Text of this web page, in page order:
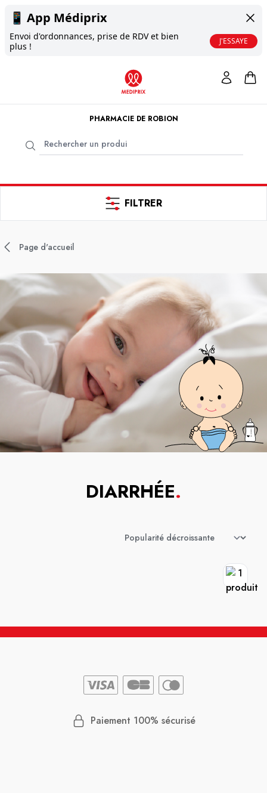
📱 App Médiprix
Envoi d'ordonnances, prise de RDV et bien
plus !
J'ESSAYE
PHARMACIE DE ROBION
FILTRER
Page d'accueil
DIARRHÉE.
Paiement 100% sécurisé